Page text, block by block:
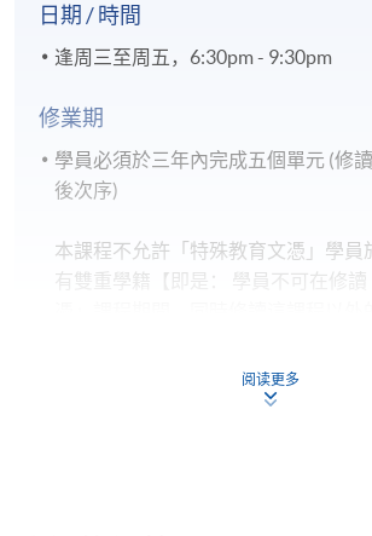
日期 / 時間
逢周三至周五，6:30pm - 9:30pm
修業期
學員必須於三年內完成五個單元 (修
後次序)
本課程不允許「特殊教育文憑」學員
有雙重學籍【即是： 學員不可在修
阅读更多